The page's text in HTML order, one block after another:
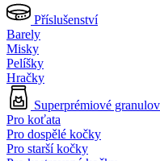
Příslušenství
Barely
Misky
Pelíšky
Hračky
Superprémiové
Pro koťata
Pro dospělé kočky
Pro starší kočky